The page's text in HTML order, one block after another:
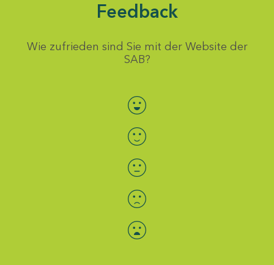
Feedback
Wie zufrieden sind Sie mit der Website der
SAB?
Bewertung auswählen